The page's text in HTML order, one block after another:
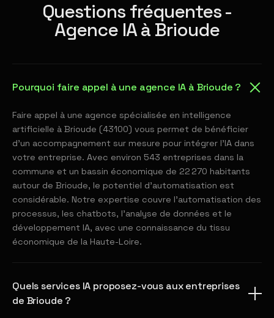
Questions fréquentes -
Agence IA à Brioude
Pourquoi faire appel à une agence IA à Brioude ?
Faire appel à une agence spécialisée en intelligence
artificielle à Brioude (43100) vous permet de bénéficier
d'un accompagnement sur mesure pour intégrer l'IA dans
votre entreprise. Avec environ 543 entreprises dans la
commune et un bassin économique de 22 270 habitants
autour de Brioude, le potentiel d'automatisation est
considérable. Notre expertise couvre l'automatisation des
processus, les chatbots, l'analyse de données et le
développement IA, avec une connaissance du tissu
économique de la Haute-Loire.
Quels services IA proposez-vous aux entreprises
de Brioude ?